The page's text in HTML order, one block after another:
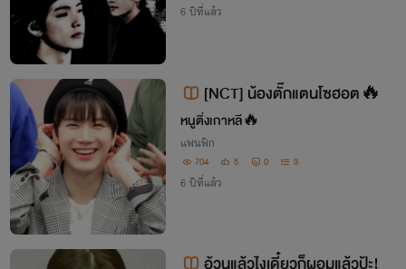
6 ปีที่แล้ว
[NCT] น้องตั๊กแตนโซฮอต🔥
หนูติ่งเกาหลี🔥
แฟนฟิก
704 5 0 3
6 ปีที่แล้ว